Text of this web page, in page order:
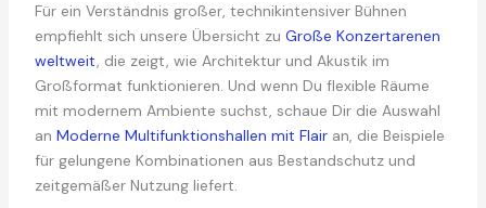
Für ein Verständnis großer, technikintensiver Bühnen
empfiehlt sich unsere Übersicht zu Große Konzertarenen
weltweit, die zeigt, wie Architektur und Akustik im
Großformat funktionieren. Und wenn Du flexible Räume
mit modernem Ambiente suchst, schaue Dir die Auswahl
an Moderne Multifunktionshallen mit Flairan, die Beispiele
für gelungene Kombinationen aus Bestandschutz und
zeitgemäßer Nutzung liefert.